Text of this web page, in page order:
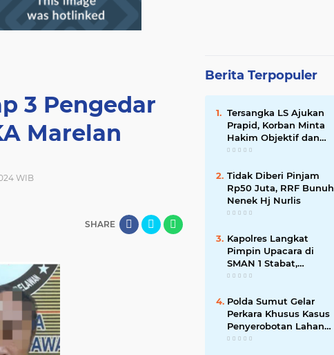
3 Pengedar
Marelan
WIB
SHARE
Berita Terpopuler
Tersangka LS Ajukan
Prapid, Korban Minta
Hakim Objektif dan
Adil
Tidak Diberi Pinjam
Rp50 Juta, RRF Bunuh
Nenek Hj Nurlis
Kapolres Langkat
Pimpin Upacara di
SMAN 1 Stabat,
Tekankan Disiplin Anti
Bermedsos
Polda Sumut Gelar
Perkara Khusus Kasus
Penyerobotan Lahan
Jalan Sei Belutu,